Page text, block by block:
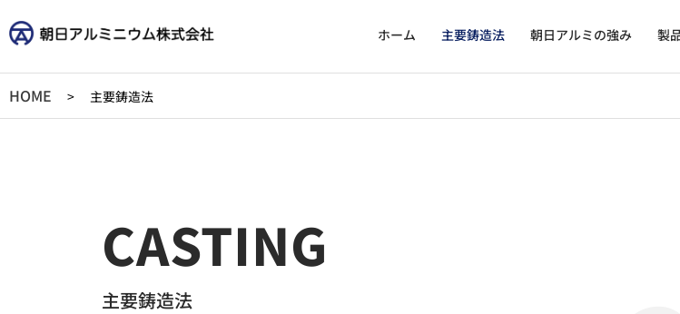
ホーム 主要鋳造法 朝日アルミの強み 製
HOME > 主要鋳造法
CASTING
主要鋳造法